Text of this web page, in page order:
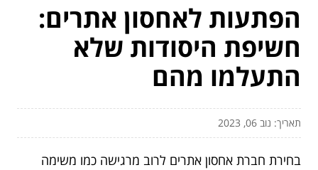
הפתעות לאחסון אתרים:
חשיפת היסודות שלא
התעלמו מהם
תאריך: נוב 06, 2023
בחירת חברת אחסון אתרים לרוב מרגישה כמו משימה